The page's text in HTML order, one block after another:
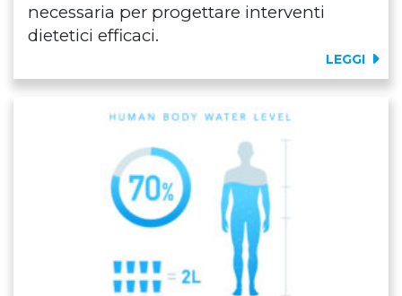
necessaria per progettare interventi
dietetici efficaci.
LEGGI